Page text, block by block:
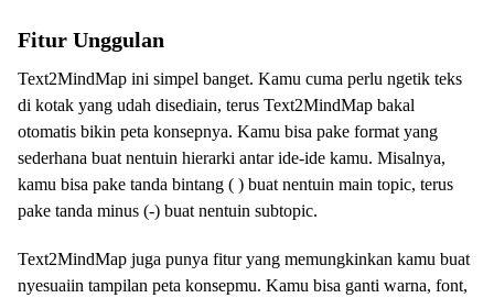
Fitur Unggulan
Text2MindMap ini simpel banget. Kamu cuma perlu ngetik teks
di kotak yang udah disediain, terus Text2MindMap bakal
otomatis bikin peta konsepnya. Kamu bisa pake format yang
sederhana buat nentuin hierarki antar ide-ide kamu. Misalnya,
kamu bisa pake tanda bintang ( ) buat nentuin main topic, terus
pake tanda minus (-) buat nentuin subtopic.
Text2MindMap juga punya fitur yang memungkinkan kamu buat
nyesuaiin tampilan peta konsepmu. Kamu bisa ganti warna, font,